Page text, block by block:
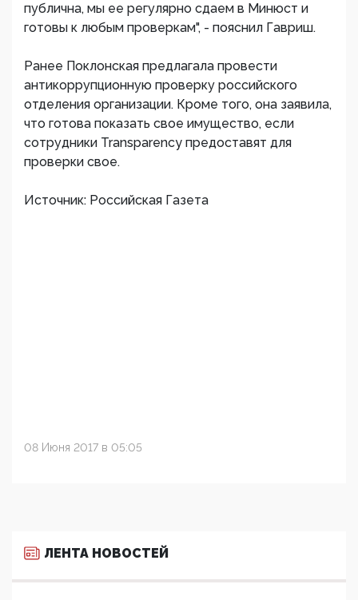
публична, мы ее регулярно сдаем в Минюст и
готовы к любым проверкам", - пояснил Гавриш.
Ранее Поклонская предлагала провести
антикоррупционную проверку российского
отделения организации. Кроме того, она заявила,
что готова показать свое имущество, если
сотрудники Transparency предоставят для
проверки свое.
Источник: Российская Газета
08 Июня 2017 в 05:05
ЛЕНТА НОВОСТЕЙ